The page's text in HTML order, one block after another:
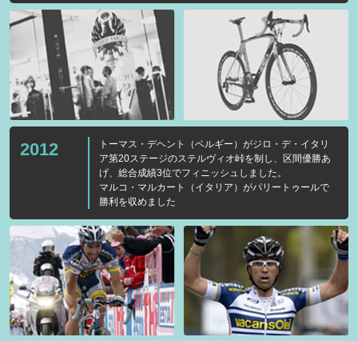
2012
トーマス・デヘント（ベルギー）がジロ・デ・イタリ
ア第20ステージのステルヴィオ峠を制し、区間優勝あ
げ、総合成績3位でフィニッシュしました。
マルコ・マルカート（イタリア）がパリートゥールで
勝利を収めました